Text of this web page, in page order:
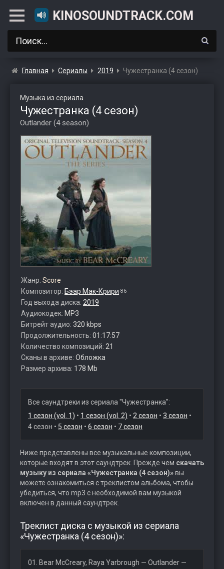
KINOSOUNDTRACK.COM
Главная Сериалы 2019 Чужестранка (4 сезон)
Музыка из сериала
Чужестранка (4 сезон)
Outlander (4 season)
Жанр: Score
Композитор: Бэар Мак-Крири 86
Год выхода диска: 2019
Аудиокодек: MP3
Битрейт аудио: 320 kbps
Продолжительность: 01:17:57
Количество композиций: 21
Сканы в архиве: Обложка
Размер архива: 178 Mb
Все саундтреки из сериала "Чужестранка":
1 сезон (vol. 1) • 1 сезон (vol. 2) • 2 сезон • 3 сезон •
4 сезон • 5 сезон • 6 сезон • 7 сезон
Ниже представлены все музыкальные композиции,
которые входят в этот саундтрек. Прежде чем скачать
музыку из сериала «Чужестранка (4 сезон)»вы
можете ознакомиться с треклистом альбома, чтобы
убедиться, что mp3 с необходимой вам музыкой
включен в данный саундтрек.
Треклист диска с музыкой из сериала
«Чужестранка (4 сезон)»:
01. Bear McCreary, Raya Yarbrough — Outlander —